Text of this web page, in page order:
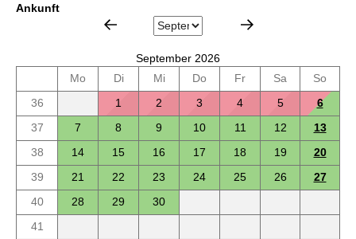
Ankunft
September 2026
Mo
Di Mi Do Fr Sa
So
36
1 2 3 4 5
6
37
7 8 9 10 11 12
13
38
14 15 16 17 18 19
20
39
21 22 23 24 25 26
27
40
28 29
30
41